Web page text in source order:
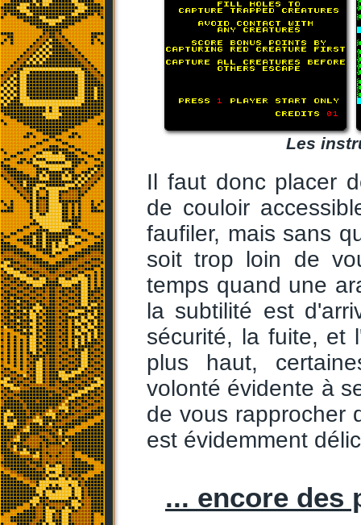
Les
Il faut donc placer
de couloir
faufiler, mais sans
soit trop loin de
temps quand une
la subtilité est
sécurité, la fuite, et
plus haut,
volonté évidente à
de vous rapprocher
est évidemment
... encore des